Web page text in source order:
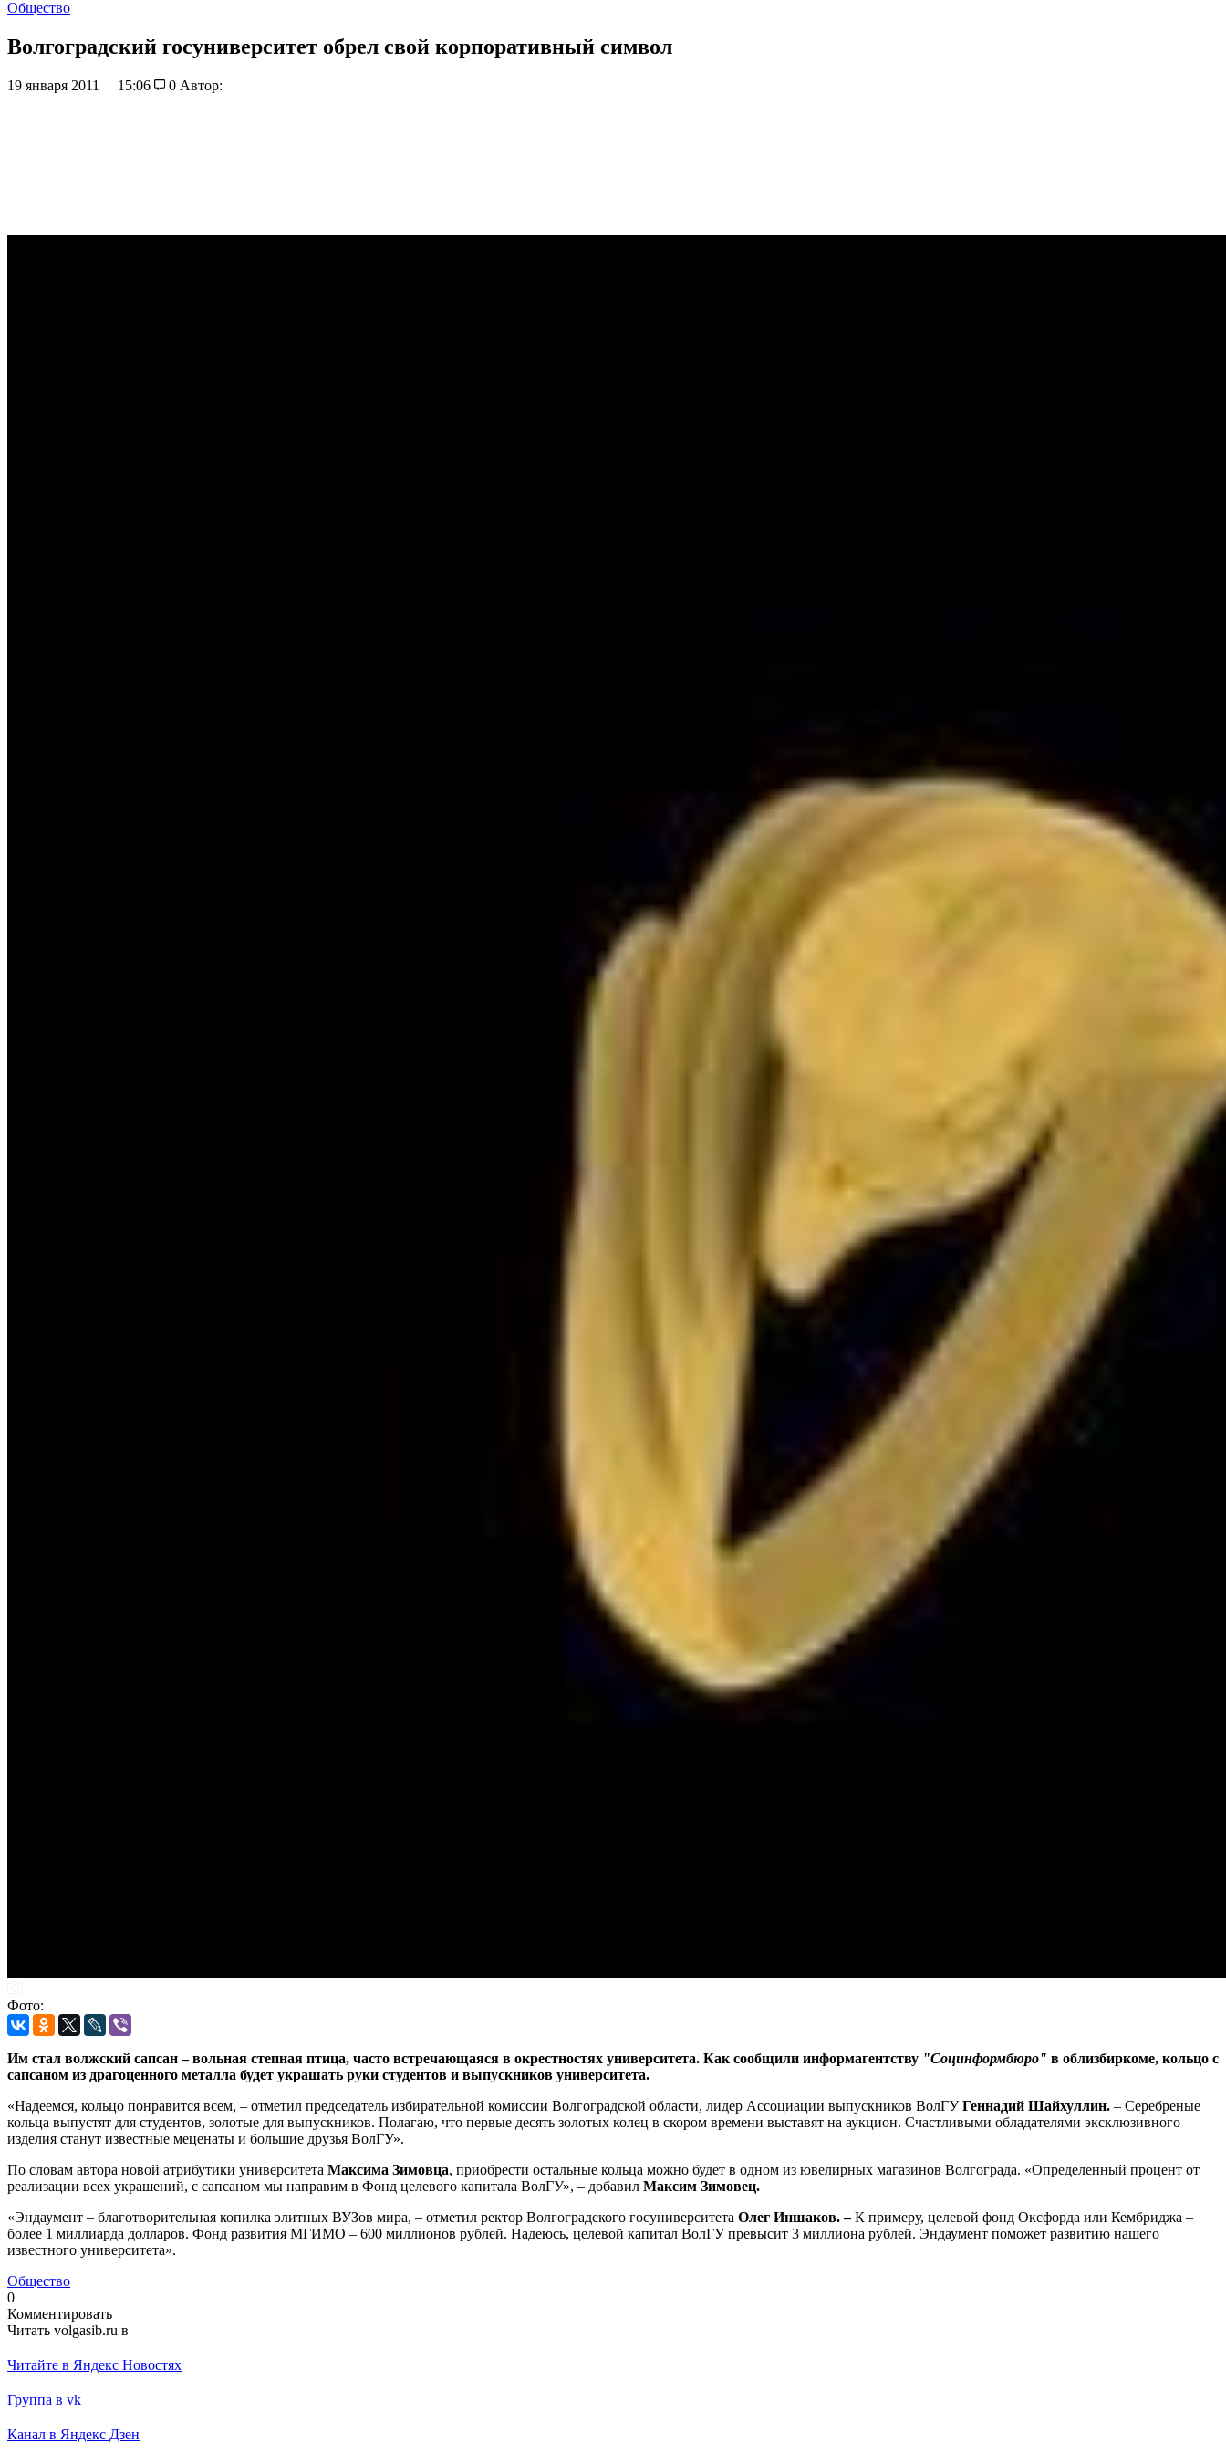
Общество
Волгоградский госуниверситет обрел свой корпоративный символ
19 января 2011 15:06 0 Автор:
Фото:
Им стал волжский сапсан – вольная степная птица, часто встречающаяся в окрестностях университета. Как сообщили информагентству "Социнформбюро" в облизбиркоме, кольцо с
сапсаном из драгоценного металла будет украшать руки студентов и выпускников университета.
«Надеемся, кольцо понравится всем, – отметил председатель избирательной комиссии Волгоградcкой области, лидер Ассоциации выпускников ВолГУГеннадий Шайхуллин. – Серебреные
кольца выпустят для студентов, золотые для выпускников. Полагаю, что первые десять золотых колец в скором времени выставят на аукцион. Счастливыми обладателями эксклюзивного
изделия станут известные меценаты и большие друзья ВолГУ».
По словам автора новой атрибутики университета Максима Зимовца, приобрести остальные кольца можно будет в одном из ювелирных магазинов Волгограда. «Определенный процент от
реализации всех украшений, с сапсаном мы направим в Фонд целевого капитала ВолГУ», – добавил Максим Зимовец.
«Эндаумент – благотворительная копилка элитных ВУЗов мира, – отметил ректор Волгоградского госуниверситета Олег Иншаков. –К примеру, целевой фонд Оксфорда или Кембриджа –
более 1 миллиарда долларов. Фонд развития МГИМО – 600 миллионов рублей. Надеюсь, целевой капитал ВолГУ превысит 3 миллиона рублей. Эндаумент поможет развитию нашего
известного университета».
Общество
0
Комментировать
Читать volgasib.ru в
Читайте в Яндекс Новостях
Группа в vk
Канал в Яндекс Дзен